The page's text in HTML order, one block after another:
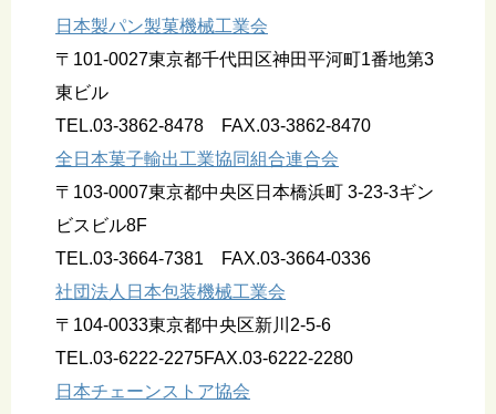
日本製パン製菓機械工業会
〒101-0027東京都千代田区神田平河町1番地第3
東ビル
TEL.03-3862-8478 FAX.03-3862-8470
全日本菓子輸出工業協同組合連合会
〒103-0007東京都中央区日本橋浜町 3-23-3ギン
ビスビル8F
TEL.03-3664-7381 FAX.03-3664-0336
社団法人日本包装機械工業会
〒104-0033東京都中央区新川2-5-6
TEL.03-6222-2275FAX.03-6222-2280
日本チェーンストア協会